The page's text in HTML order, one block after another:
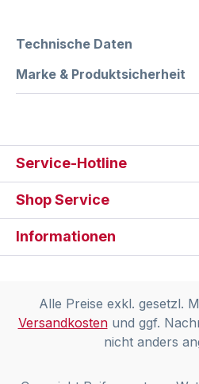
Technische Daten
Marke & Produktsicherheit
Service-Hotline
Shop Service
Informationen
Alle Preise exkl. gesetzl.
Versandkostenund ggf.
nicht anders